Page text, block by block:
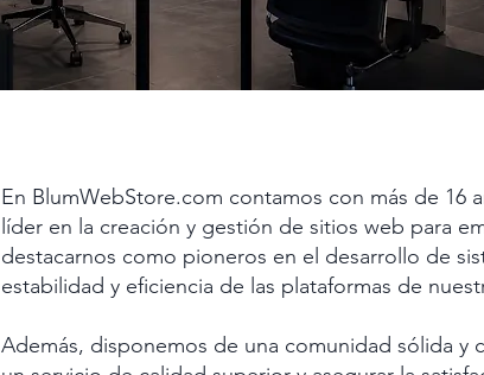
En BlumWebStore.com contamos con más de 16
líder en la creación y gestión de sitios web para
destacarnos como pioneros en el desarrollo de
estabilidad y eficiencia de las plataformas de
Además, disponemos de una comunidad sólida